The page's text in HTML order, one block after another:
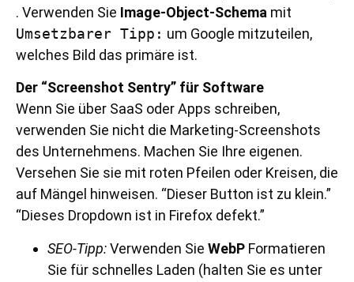
. Verwenden Sie Image-Object-Schema mit
Umsetzbarer Tipp: um Google mitzuteilen,
welches Bild das primäre ist.
Der “Screenshot Sentry” für Software
Wenn Sie über SaaS oder Apps schreiben,
verwenden Sie nicht die Marketing-Screenshots
des Unternehmens. Machen Sie Ihre eigenen.
Versehen Sie sie mit roten Pfeilen oder Kreisen, die
auf Mängel hinweisen. “Dieser Button ist zu klein.”
“Dieses Dropdown ist in Firefox defekt.”
SEO-Tipp:Verwenden Sie WebP Formatieren
Sie für schnelles Laden (halten Sie es unter